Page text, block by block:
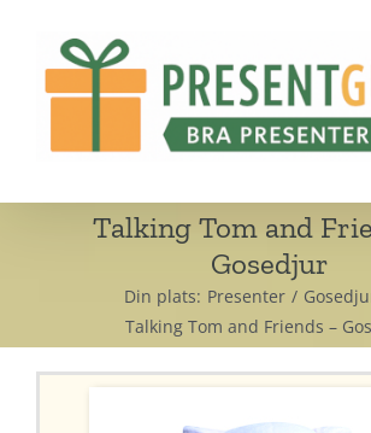
Talking Tom and
Gosedjur
Din plats: Presenter
Talking Tom and Friends –